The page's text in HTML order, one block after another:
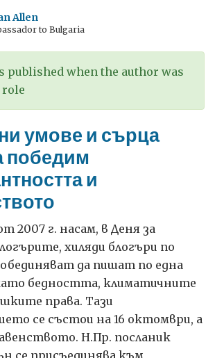
Allen
to Bulgaria
published when the author was
role
умове и сърца
победим
и
2007 г. насам, в Деня за
хиляди блогъри по
да пишат по една
бедността, климатичните
права. Тази
се състои на 16 октомври, а
Н.Пр. посланик
се присъединява към